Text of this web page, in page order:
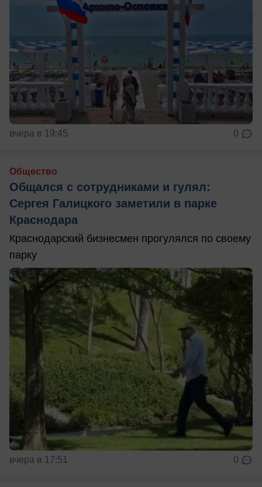
вчера в 19:45 0
Общество
Общался с сотрудниками и гулял:
Сергея Галицкого заметили в парке
Краснодара
Краснодарский бизнесмен прогулялся по своему
парку
вчера в 17:51 0